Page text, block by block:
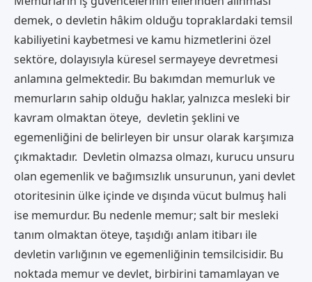
demek, o devletin hâkim olduğu topraklardaki temsil
kabiliyetini kaybetmesi ve kamu hizmetlerini özel
sektöre, dolayısıyla küresel sermayeye devretmesi
anlamına gelmektedir. Bu bakımdan memurluk ve
memurların sahip olduğu haklar, yalnızca mesleki bir
kavram olmaktan öteye, devletin şeklini ve
egemenliğini de belirleyen bir unsur olarak karşımıza
çıkmaktadır. Devletin olmazsa olmazı, kurucu unsuru
olan egemenlik ve bağımsızlık unsurunun, yani devlet
otoritesinin ülke içinde ve dışında vücut bulmuş hali
ise memurdur. Bu nedenle memur; salt bir mesleki
tanım olmaktan öteye, taşıdığı anlam itibarı ile
devletin varlığının ve egemenliğinin temsilcisidir. Bu
noktada memur ve devlet, birbirini tamamlayan ve